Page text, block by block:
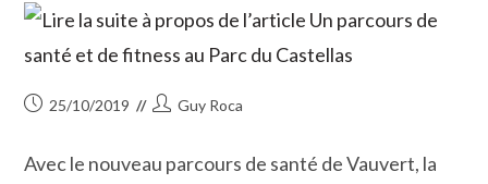
Publication
25/10/2019
Auteur/autrice
publication :
Guy Roca
Avec le nouveau parcours de santé de Vauvert, la